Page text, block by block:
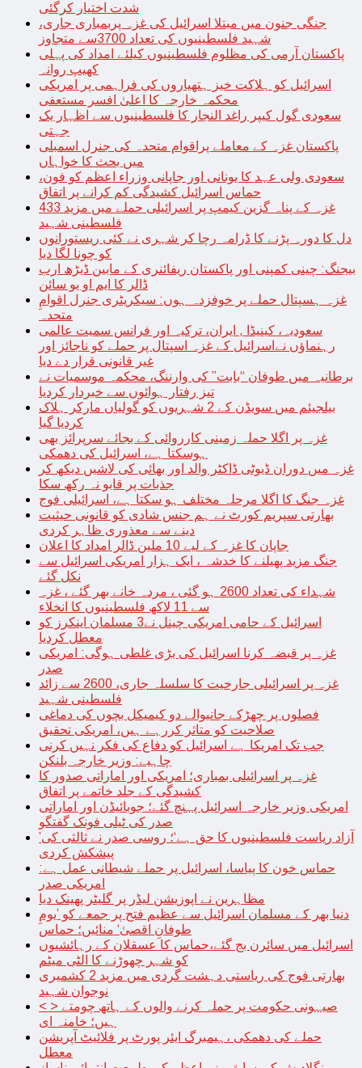
شدت اختیار کرگئی
جنگی جنون میں مبتلا اسرائیل کی غزہ پربمباری جاری،
شہید فلسطینیوں کی تعداد 3700سے متجاوز
پاکستان آرمی کی مظلوم فلسطینیوں کیلئے امداد کی پہلی
کھیپ روانہ
اسرائیل کو ہلاکت خیز ہتھیاروں کی فراہمی پر امریکی
محکمہ خارجہ کا اعلیٰ افسر مستعفی
سعودی گول کیپر راغد النجار کا فلسطینیوں سے اظہار یک
جہتی
پاکستان غزہ کے معاملے پراقوام متحدہ کی جنرل اسمبلی
میں بحث کا خواہاں
سعودی ولی عہد کا یونانی اور جاپانی وزراء اعظم کو فون،
حماس اسرائیل کشیدگی کم کرانے پر اتفاق
غزہ کے پناہ گزین کیمپ پر اسرائیلی حملے میں مزید 433
فلسطینی شہید
دل کا دورہ پڑنے کا ڈرامہ رچا کر شہری نے کئی ریستورانوں
کو چونا لگا دیا
بیجنگ: چینی کمپنی اور پاکستان ریفائنری کے مابین ڈیڑھ ارب
ڈالر کا ایم او یو سائن
غزہ ہسپتال حملے پر خوفزدہ ہوں: سیکریٹری جنرل اقوامِ
متحدہ
سعودیہ، کینیڈا , ایران، ترکیہ اور فرانس سمیت عالمی
رہنماؤں نےاسرائیل کے غزہ اسپتال پر حملے کو ناجائز اور
غیر قانونی قرار دے دیا
برطانیہ میں طوفان “بابت” کی وارننگ، محکمہ موسمیات نے
تیز رفتار ہوائوں سے خبردار کردیا
بیلجیئم میں سویڈن کے 2 شہریوں کو گولیاں مارکر ہلاک
کردیا گیا
غزہ پر اگلا حملہ زمینی کارروائی کے بجائے سرپرائز بھی
ہوسکتا ہے، اسرائیل کی دھمکی
غزہ میں دوران ڈیوٹی ڈاکٹر والد اور بھائی کی لاشیں دیکھ کر
جذبات پر قابو نہ رکھ سکا
غزہ جنگ کا اگلا مرحلہ مختلف ہو سکتا ہے، اسرائیلی فوج
بھارتی سپریم کورٹ نے ہم جنس شادی کو قانونی حیثیت
دینے سے معذوری ظاہر کردی
جاپان کا غزہ کے لیے 10 ملین ڈالر امداد کا اعلان
جنگ مزید پھیلنے کا خدشہ ، ایک ہزار امریکی اسرائیل سے
نکل گئے
شہداء کی تعداد 2600 ہو گئی ، مردہ خانے بھر گئے ، غزہ
سے 11 لاکھ فلسطینیوں کا انخلاء
اسرائیل کے حامی امریکی چینل نے3 مسلمان اینکرز کو
معطل کردیا
غزہ پر قبضہ کرنا اسرائیل کی بڑی غلطی ہوگی: امریکی
صدر
غزہ پر اسرائیلی جارحیت کا سلسلہ جاری، 2600 سے زائد
فلسطینی شہید
فصلوں پر چھڑکے جانیوالے دو کیمیکل بچوں کی دماغی
صلاحیت کو متاثر کررہے ہیں، امریکی تحقیق
جب تک امریکا ہے اسرائیل کو دفاع کی فکر نہیں کرنی
چاہیے: وزیر خارجہ بلنکن
غزہ پر اسرائیلی بمباری؛ امریکی اور اماراتی صدور کا
کشیدگی کے جلد خاتمے پر اتفاق
امریکی وزیر خارجہ اسرائیل پہنچ گئے؛ جوبائیڈن اور اماراتی
صدر کی ٹیلی فونک گفتگو
’آزاد ریاست فلسطینیوں کا حق ہے‘؛ روسی صدر نے ثالثی کی
پیشکش کردی
حماس خون کا پیاسا، اسرائیل پر حملے شیطانی عمل ہے:
امریکی صدر
مظاہرین نے اپوزیشن لیڈر پر گلیٹر پھینک دیا
دنیا بھر کے مسلمان اسرائیل سے عظیم فتح پر جمعے کو ’یومِ
طوفانِ اقصیٰ‘ منائیں؛ حماس
اسرائیل میں سائرن بج گئے،حماس کا عسقلان کے رہائشیوں
کو شہر چھوڑنے کا الٹی میٹم
بھارتی فوج کی ریاستی دہشت گردی میں مزید 2 کشمیری
نوجوان شہید
< > صیہونی حکومت پر حملہ کرنے والوں کے ہاتھ چومتے
ہیں؛ خامنہ ای
حملے کی دھمکی ،ہیمبرگ ایئر پورٹ پر فلائیٹ آپریشن
معطل